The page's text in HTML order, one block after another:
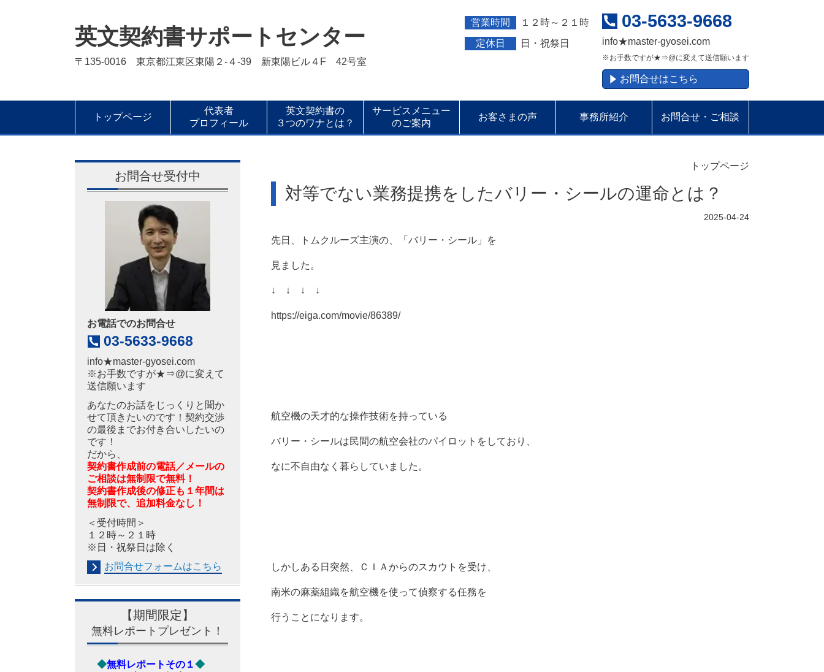
英文契約書サポートセンター
〒135-0016 東京都江東区東陽２-４-39 新東陽ビル４F 42号室
営業時間 １２時～２１時
定休日 日・祝祭日
03-5633-9668
info★master-gyosei.com
※お手数ですが★⇒@に変えて送信願います
お問合せはこちら
トップページ
代表者
プロフィール
英文契約書の
３つのワナとは？
サービスメニュー
のご案内
お客さまの声 事務所紹介 お問合せ・ご相談
トップページ
対等でない業務提携をしたバリー・シールの運命とは？
2025-04-24
先日、トムクルーズ主演の、「バリー・シール」を
見ました。
↓ ↓ ↓ ↓
https://eiga.com/movie/86389/
航空機の天才的な操作技術を持っている
バリー・シールは民間の航空会社のパイロットをしており、
なに不自由なく暮らしていました。
しかしある日突然、ＣＩＡからのスカウトを受け、
南米の麻薬組織を航空機を使って偵察する任務を
行うことになります。
お問合せ受付中
お電話でのお問合せ
03-5633-9668
info★master-gyosei.com
※お手数ですが★⇒@に変えて
送信願います
あなたのお話をじっくりと聞か
せて頂きたいのです！契約交渉
の最後までお付き合いしたいの
です！
だから、
契約書作成前の電話／メールの
ご相談は無制限で無料！
契約書作成後の修正も１年間は
無制限で、追加料金なし！
＜受付時間＞
１２時～２１時
※日・祝祭日は除く
お問合せフォームはこちら
【期間限定】
無料レポートプレゼント！
◆無料レポートその１◆